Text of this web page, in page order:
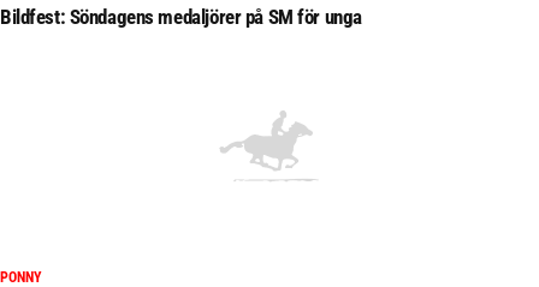
Bildfest: Söndagens medaljörer på SM för unga
PONNY